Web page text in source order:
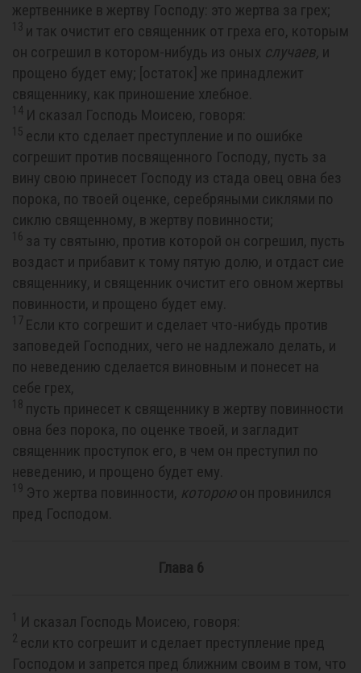
жертвеннике в жертву Господу: это жертва за грех;
13 и так очистит его священник от греха его, которым
он согрешил в котором-нибудь из оных случаев, и
прощено будет ему; [остаток] же принадлежит
священнику, как приношение хлебное.
14 И сказал Господь Моисею, говоря:
15 если кто сделает преступление и по ошибке
согрешит против посвященного Господу, пусть за
вину свою принесет Господу из стада овец овна без
порока, по твоей оценке, серебряными сиклями по
сиклю священному, в жертву повинности;
16 за ту святыню, против которой он согрешил, пусть
воздаст и прибавит к тому пятую долю, и отдаст сие
священнику, и священник очистит его овном жертвы
повинности, и прощено будет ему.
17 Если кто согрешит и сделает что-нибудь против
заповедей Господних, чего не надлежало делать, и
по неведению сделается виновным и понесет на
себе грех,
18 пусть принесет к священнику в жертву повинности
овна без порока, по оценке твоей, и загладит
священник проступок его, в чем он преступил по
неведению, и прощено будет ему.
19 Это жертва повинности, котороюон провинился
пред Господом.
Глава 6
И сказал Господь Моисею, говоря:
2 если кто согрешит и сделает преступление пред
Господом и запрется пред ближним своим в том, что